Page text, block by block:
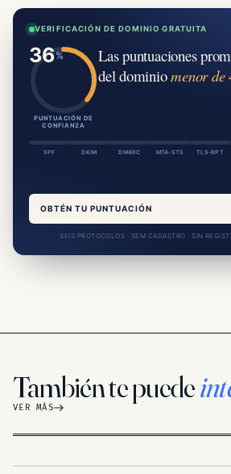
VERIFICACIÓN DE DOMINIO GRATUITA
PUNTUACIÓN DE
CONFIANZA
Las puntuaciones
del dominiomenor de
SPF DKIM DMARC MTA-STS TLS-RPT
OBTÉN TU PUNTUACIÓN
SEIS PROTOCOLOS · SEM CADASTRO · SIN
También te puede
VER MÁS